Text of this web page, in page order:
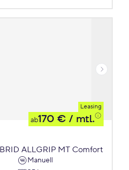
Leasing
ab170 € / mtl.
ALLGRIP MT Comfort
Manuell